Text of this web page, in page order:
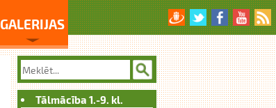
GALERIJAS
Tālmācība 1.-9. kl.